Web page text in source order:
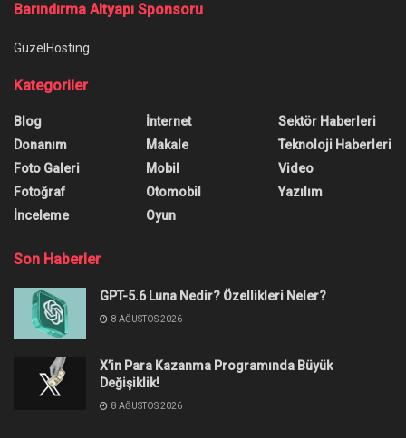
Barındırma Altyapı Sponsoru
GüzelHosting
Kategoriler
Blog
Donanım
Foto Galeri
Fotoğraf
İnceleme
İnternet
Makale
Mobil
Otomobil
Oyun
Sektör Haberleri
Teknoloji Haberleri
Video
Yazılım
Son Haberler
GPT-5.6 Luna Nedir? Özellikleri Neler?
8 AĞUSTOS 2026
X’in Para Kazanma Programında Büyük
Değişiklik!
8 AĞUSTOS 2026